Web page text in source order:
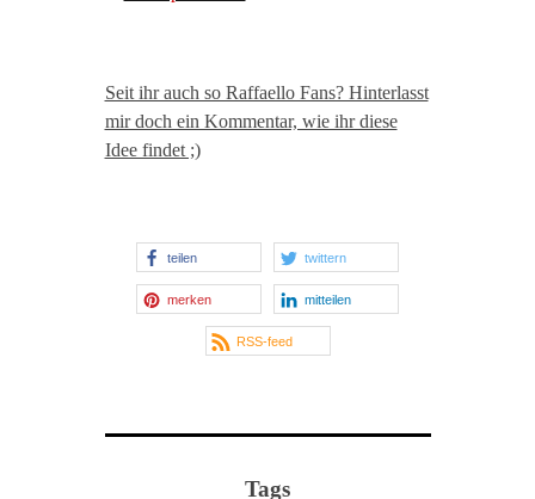
Seit ihr auch so Raffaello Fans? Hinterlasst
mir doch ein Kommentar, wie ihr diese
Idee findet ;)
teilen twittern
merken mitteilen
RSS-feed
Tags